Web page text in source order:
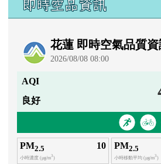
即時空品資訊